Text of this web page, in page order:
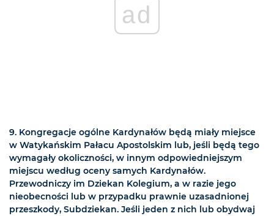
ad
9. Kongregacje ogólne Kardynałów będą miały miejsce
w Watykańskim Pałacu Apostolskim lub, jeśli będą tego
wymagały okoliczności, w innym odpowiedniejszym
miejscu według oceny samych Kardynałów.
Przewodniczy im Dziekan Kolegium, a w razie jego
nieobecności lub w przypadku prawnie uzasadnionej
przeszkody, Subdziekan. Jeśli jeden z nich lub obydwaj